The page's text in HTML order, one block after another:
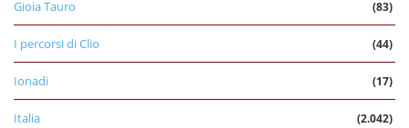
Gioia Tauro (83)
I percorsi di Clio (44)
Ionadi (17)
Italia (2.042)